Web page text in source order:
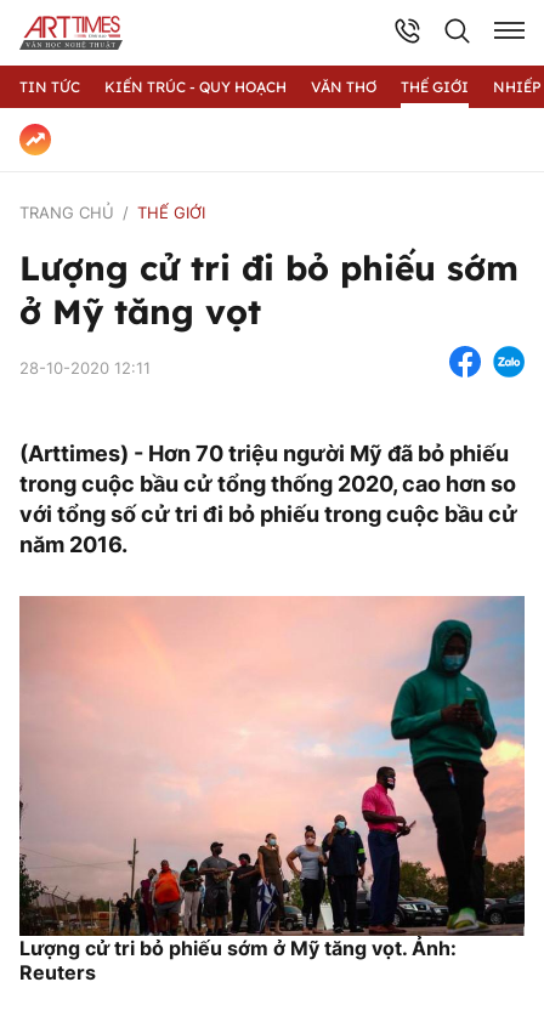
TIN TỨC KIẾN TRÚC - QUY HOẠCH VĂN THƠ THẾ GIỚI
TRANG CHỦ THẾ GIỚI
Lượng cử tri đi bỏ phiếu sớm
ở Mỹ tăng vọt
28-10-2020 12:11
(Arttimes) - Hơn 70 triệu người Mỹ đã bỏ phiếu
trong cuộc bầu cử tổng thống 2020, cao hơn so
với tổng số cử tri đi bỏ phiếu trong cuộc bầu cử
năm 2016.
Lượng cử tri bỏ phiếu sớm ở Mỹ tăng vọt. Ảnh:
Reuters